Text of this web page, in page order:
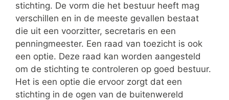
stichting. De vorm die het bestuur heeft mag
verschillen en in de meeste gevallen bestaat
die uit een voorzitter, secretaris en een
penningmeester. Een raad van toezicht is ook
een optie. Deze raad kan worden aangesteld
om de stichting te controleren op goed bestuur.
Het is een optie die ervoor zorgt dat een
stichting in de ogen van de buitenwereld